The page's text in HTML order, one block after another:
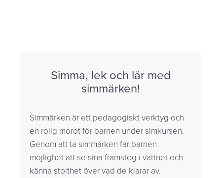
Simma, lek och lär med
simmärken!
Simmärken är ett pedagogiskt verktyg och
en rolig morot för barnen under simkursen.
Genom att ta simmärken får barnen
möjlighet att se sina framsteg i vattnet och
känna stolthet över vad de klarar av.